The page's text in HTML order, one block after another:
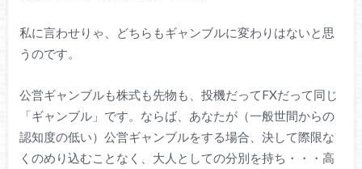
私に言わせりゃ、どちらもギャンブルに変わりはないと思
うのです。
公営ギャンブルも株式も先物も、投機だってFXだって同じ
「ギャンブル」です。ならば、あなたが（一般世間からの
認知度の低い）公営ギャンブルをする場合、決して際限な
くのめり込むことなく、大人としての分別を持ち・・・高